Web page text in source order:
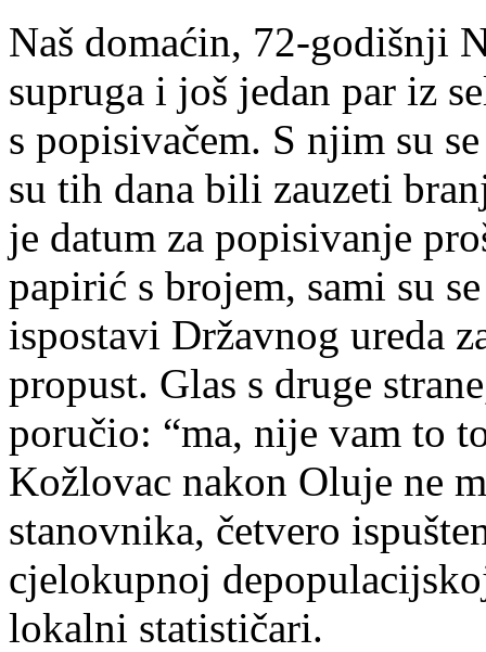
Naš domaćin, 72-godišnji
supruga i još jedan par iz
s popisivačem. S njim su
su tih dana bili zauzeti
je datum za popisivanje
papirić s brojem, sami su
ispostavi Državnog ureda
propust. Glas s druge
poručio: “ma, nije vam to
Kožlovac nakon Oluje ne
stanovnika, četvero
cjelokupnoj
lokalni statističari.